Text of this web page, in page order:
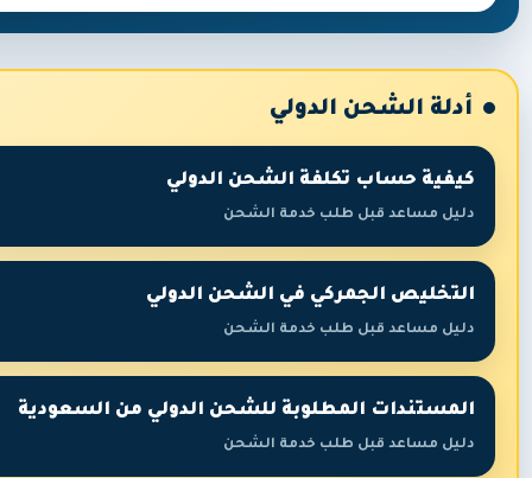
أدلة الشحن الدولي
كيفية حساب تكلفة الشحن الدولي
دليل مساعد قبل طلب خدمة الشحن
التخليص الجمركي في الشحن الدولي
دليل مساعد قبل طلب خدمة الشحن
المستندات المطلوبة للشحن الدولي من السعودية
دليل مساعد قبل طلب خدمة الشحن